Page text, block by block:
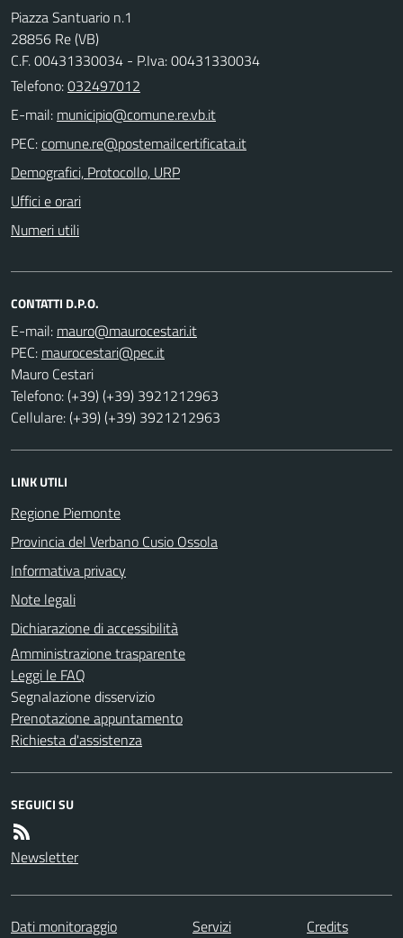
Piazza Santuario n.1
28856 Re (VB)
C.F. 00431330034 - P.Iva: 00431330034
Telefono:032497012
E-mail:
PEC:
Demografici, Protocollo, URP
Uffici e orari
Numeri utili
CONTATTI D.P.O.
E-mail:
PEC:
Mauro Cestari
Telefono: (+39) (+39) 3921212963
Cellulare: (+39) (+39) 3921212963
LINK UTILI
Regione Piemonte
Provincia del Verbano Cusio Ossola
Informativa privacy
Note legali
Dichiarazione di accessibilità
Amministrazione trasparente
Leggi le FAQ
Segnalazione disservizio
Prenotazione appuntamento
Richiesta d'assistenza
SEGUICI SU
Newsletter
Dati monitoraggio Servizi
Credits